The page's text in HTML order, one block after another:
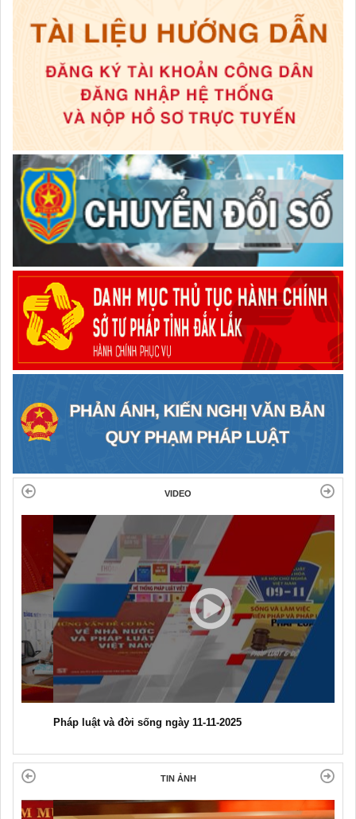
VIDEO
Pháp luật và đời sống ngày 11-11-2025
TIN ẢNH